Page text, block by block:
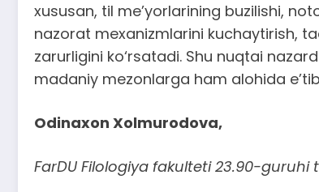
xususan, til me’yorlarining buzilishi,
nazorat mexanizmlarini kuchaytirish,
zarurligini ko‘rsatadi. Shu nuqtai
madaniy mezonlarga ham alohida
Odinaxon Xolmurodova,
FarDU Filologiya fakulteti 23.90-guruhi